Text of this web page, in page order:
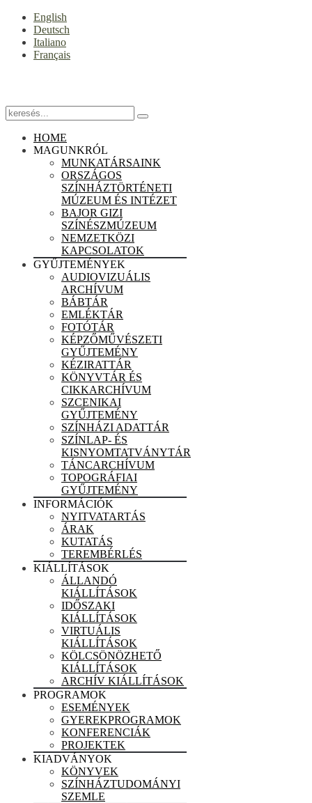
English
Deutsch
Italiano
Français
HOME
MAGUNKRÓL
MUNKATÁRSAINK
ORSZÁGOS
SZÍNHÁZTÖRTÉNETI
MÚZEUM ÉS INTÉZET
BAJOR GIZI
SZÍNÉSZMÚZEUM
NEMZETKÖZI
KAPCSOLATOK
GYŰJTEMÉNYEK
AUDIOVIZUÁLIS
ARCHÍVUM
BÁBTÁR
EMLÉKTÁR
FOTÓTÁR
KÉPZŐMŰVÉSZETI
GYŰJTEMÉNY
KÉZIRATTÁR
KÖNYVTÁR ÉS
CIKKARCHÍVUM
SZCENIKAI
GYŰJTEMÉNY
SZÍNHÁZI ADATTÁR
SZÍNLAP- ÉS
KISNYOMTATVÁNYTÁR
TÁNCARCHÍVUM
TOPOGRÁFIAI
GYŰJTEMÉNY
INFORMÁCIÓK
NYITVATARTÁS
ÁRAK
KUTATÁS
TEREMBÉRLÉS
KIÁLLÍTÁSOK
ÁLLANDÓ
KIÁLLÍTÁSOK
IDŐSZAKI
KIÁLLÍTÁSOK
VIRTUÁLIS
KIÁLLÍTÁSOK
KÖLCSÖNÖZHETŐ
KIÁLLÍTÁSOK
ARCHÍV KIÁLLÍTÁSOK
PROGRAMOK
ESEMÉNYEK
GYEREKPROGRAMOK
KONFERENCIÁK
PROJEKTEK
KIADVÁNYOK
KÖNYVEK
SZÍNHÁZTUDOMÁNYI
SZEMLE